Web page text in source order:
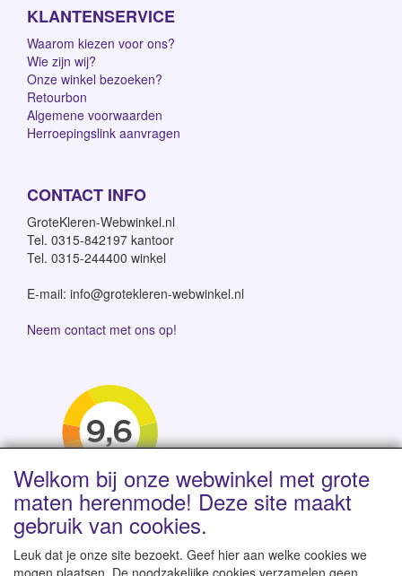
KLANTENSERVICE
Waarom kiezen voor ons?
Wie zijn wij?
Onze winkel bezoeken?
Retourbon
Algemene voorwaarden
Herroepingslink aanvragen
CONTACT INFO
GroteKleren-Webwinkel.nl
Tel. 0315-842197 kantoor
Tel. 0315-244400 winkel
E-mail: info@grotekleren-webwinkel.nl
Neem contact met ons op!
Welkom bij onze webwinkel met grote
maten herenmode! Deze site maakt
gebruik van cookies.
Leuk dat je onze site bezoekt. Geef hier aan welke cookies we
mogen plaatsen. De noodzakelijke cookies verzamelen geen